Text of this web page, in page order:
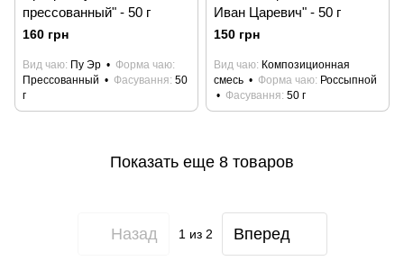
прессованный" - 50 г
160 грн
Вид чаю Пу Эр
Форма чаю
Прессованный
Фасування 50
г
Иван Царевич" - 50 г
150 грн
Вид чаю Композиционная
смесь
Форма чаю Россыпной
Фасування 50 г
Показать еще 8 товаров
Назад 1 из 2 Вперед